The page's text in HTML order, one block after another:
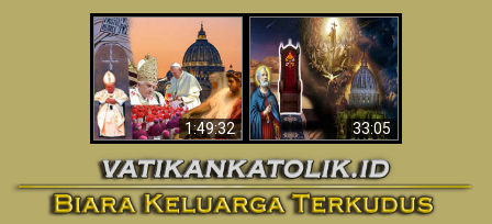
1:49:32
Wahyu di Vatikan
Sekarang
33:05
Apakah Alkitab
Memprediksikan 70
Tahun Tanpa
Seorang Paus?